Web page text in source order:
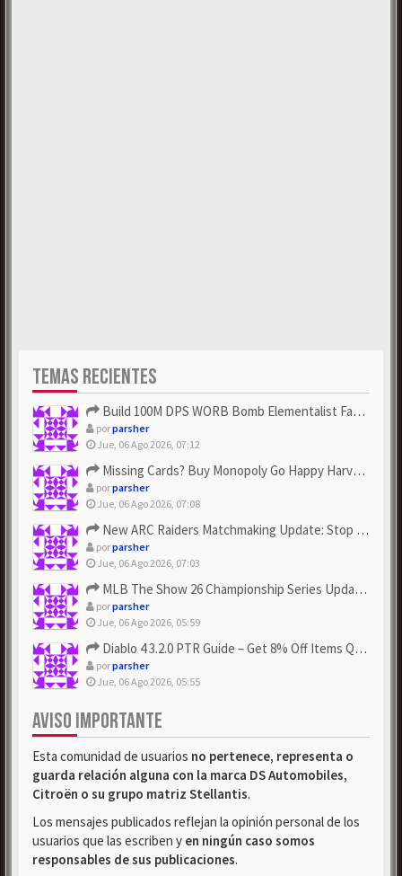
TEMAS RECIENTES
Build 100M DPS WORB Bomb Elementalist Fast - Grab POE Curren...
porparsher
Jue, 06 Ago 2026, 07:12
Missing Cards? Buy Monopoly Go Happy Harvest with Looney Tun...
porparsher
Jue, 06 Ago 2026, 07:08
New ARC Raiders Matchmaking Update: Stop Failed - Grab Bluep...
porparsher
Jue, 06 Ago 2026, 07:03
MLB The Show 26 Championship Series Update! Get Cheap & ...
porparsher
Jue, 06 Ago 2026, 05:59
Diablo 4 3.2.0 PTR Guide – Get 8% Off Items Quickly to Test ...
porparsher
Jue, 06 Ago 2026, 05:55
AVISO IMPORTANTE
Esta comunidad de usuarios no pertenece, representa o
guarda relación alguna con la marca DS Automobiles,
Citroën o su grupo matriz Stellantis.
Los mensajes publicados reflejan la opinión personal de los
usuarios que las escriben y en ningún caso somos
responsables de sus publicaciones.